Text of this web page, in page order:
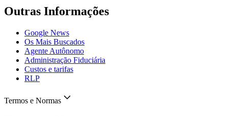
Outras Informações
Google News
Os Mais Buscados
Agente Autônomo
Administração Fiduciária
Custos e tarifas
RLP
Termos e Normas